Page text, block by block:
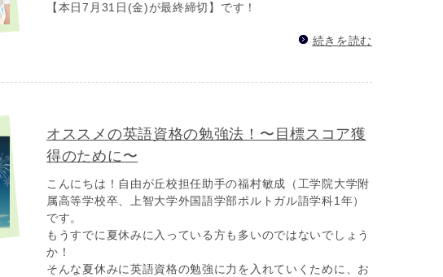
【本日7月31日(金)が最終締切】です！
続きを読む
オススメの英語資格の勉強法！〜目標スコア獲
得のために〜
こんにちは！自由が丘校担任助手の福村敏成（工学院大学附
属高等学校卒、上智大学外国語学部ポルトガル語学科1年）
です。
もうすでに夏休みに入っている方も多いのではないでしょう
か！
そんな夏休みに英語資格の勉強に力を入れていくために、お